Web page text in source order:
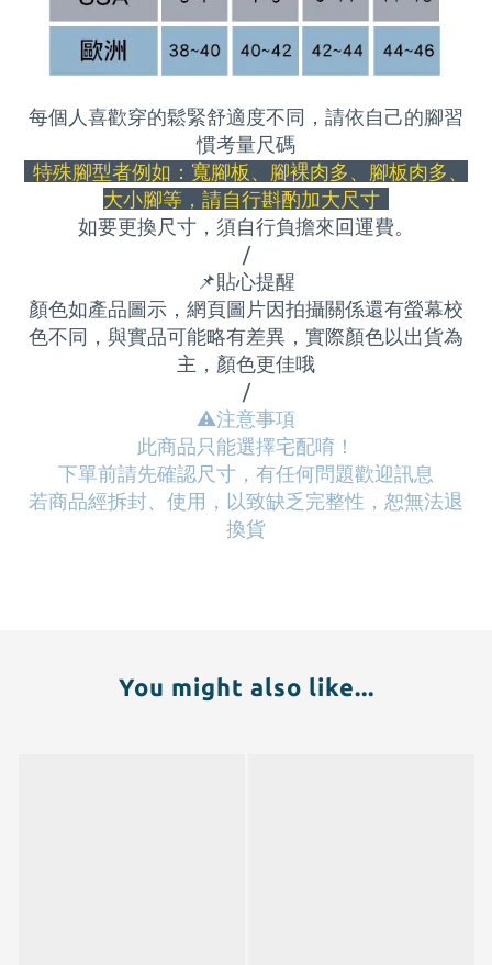
每個人喜歡穿的鬆緊舒適度不同，請依自己的腳習
慣考量尺碼
特殊腳型者例如：寬腳板、腳裸肉多、腳板肉多、
大小腳等，請自行斟酌加大尺寸
如要更換尺寸，須自行負擔來回運費
/
📌貼心提醒
顏色如產品圖示，網頁圖片因拍攝關係還有螢幕校
色不同，與實品可能略有差異，實際顏色以出貨為
主，顏色更佳哦
/
⚠️注意事項
此商品只能選擇宅配唷！
下單前請先確認尺寸，有任何問題歡迎訊息
若商品經拆封、使用，以致缺乏完整性，恕無法退
換貨
You might also like...